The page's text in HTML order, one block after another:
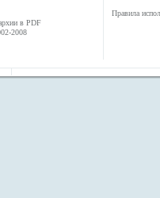
в PDF
2008
Правила